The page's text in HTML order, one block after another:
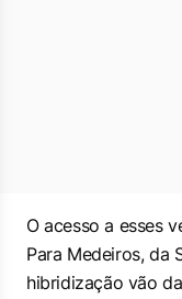
O acesso a esses
Para Medeiros, da
hibridização vão